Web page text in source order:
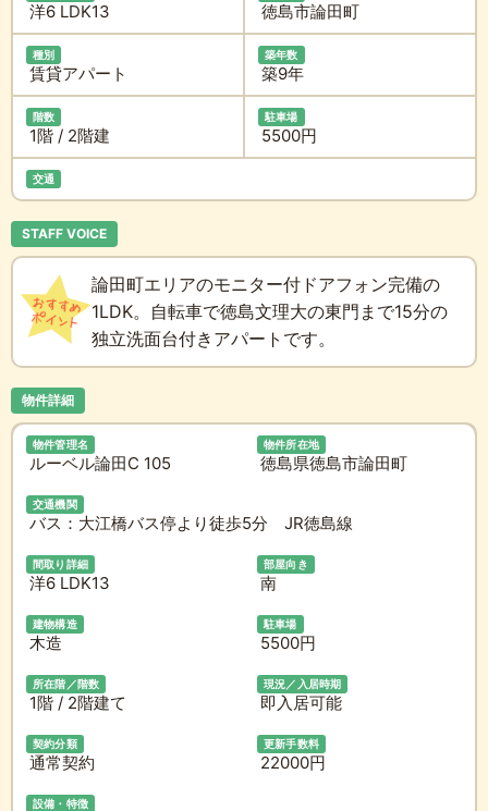
洋6 LDK13 徳島市論田町
種別
賃貸アパート
築年数
築9年
階数
1階 / 2階建
駐車場
5500円
交通
STAFF VOICE
論田町エリアのモニター付ドアフォン完備の
1LDK。自転車で徳島文理大の東門まで15分の
独立洗面台付きアパートです。
物件詳細
物件管理名
ルーベル論田C 105
物件所在地
徳島県徳島市論田町
交通機関
バス：大江橋バス停より徒歩5分 JR徳島線
間取り詳細
洋6 LDK13
部屋向き
南
建物構造
木造
駐車場
5500円
所在階／階数
1階 / 2階建て
現況／入居時期
即入居可能
契約分類
通常契約
更新手数料
22000円
設備・特徴